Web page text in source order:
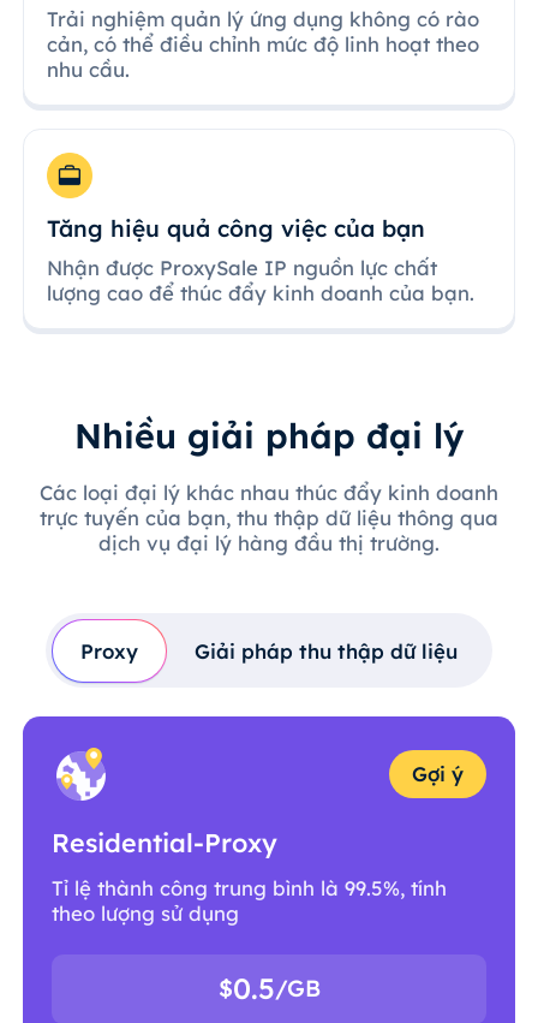
Trải nghiệm quản lý ứng dụng không có rào
cản, có thể điều chỉnh mức độ linh hoạt theo
nhu cầu.
Tăng hiệu quả công việc của bạn
Nhận được ProxySale IP nguồn lực chất
lượng cao để thúc đẩy kinh doanh của bạn.
Nhiều giải pháp đại lý
Các loại đại lý khác nhau thúc đẩy kinh doanh
trực tuyến của bạn, thu thập dữ liệu thông qua
dịch vụ đại lý hàng đầu thị trường.
Proxy Giải pháp thu thập dữ liệu
Gợi ý
Residential-Proxy
Tỉ lệ thành công trung bình là 99.5%, tính
theo lượng sử dụng
$0.5/GB